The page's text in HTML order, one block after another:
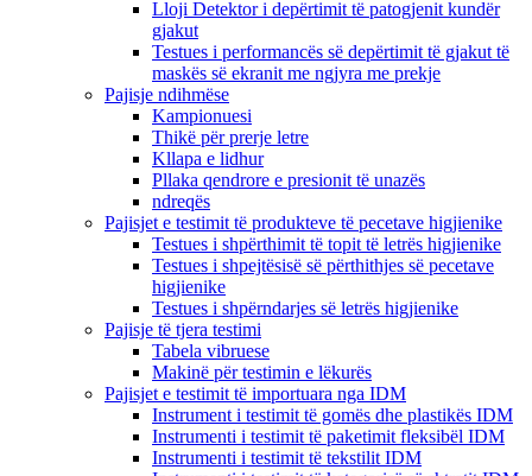
Lloji Detektor i depërtimit të patogjenit kundër
gjakut
Testues i performancës së depërtimit të gjakut të
maskës së ekranit me ngjyra me prekje
Pajisje ndihmëse
Kampionuesi
Thikë për prerje letre
Kllapa e lidhur
Pllaka qendrore e presionit të unazës
ndreqës
Pajisjet e testimit të produkteve të pecetave higjienike
Testues i shpërthimit të topit të letrës higjienike
Testues i shpejtësisë së përthithjes së pecetave
higjienike
Testues i shpërndarjes së letrës higjienike
Pajisje të tjera testimi
Tabela vibruese
Makinë për testimin e lëkurës
Pajisjet e testimit të importuara nga IDM
Instrument i testimit të gomës dhe plastikës IDM
Instrumenti i testimit të paketimit fleksibël IDM
Instrumenti i testimit të tekstilit IDM